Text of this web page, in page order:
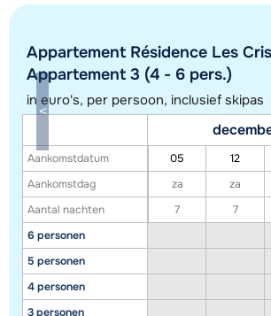
Toon alle accommodaties in dit gebied
Deze kaart geeft een indicatie van de ligging van
exacte locatie kan enigszins afwijken.
Appartement Résidence Les
Appartement 3 (4 - 6 pers.)
in euro's, per persoon, inclusief skipas
Aankomstdatum
Aankomstdag
Aantal nachten
6 personen
5 personen
4 personen
3 personen
05 12
za
za
7
7